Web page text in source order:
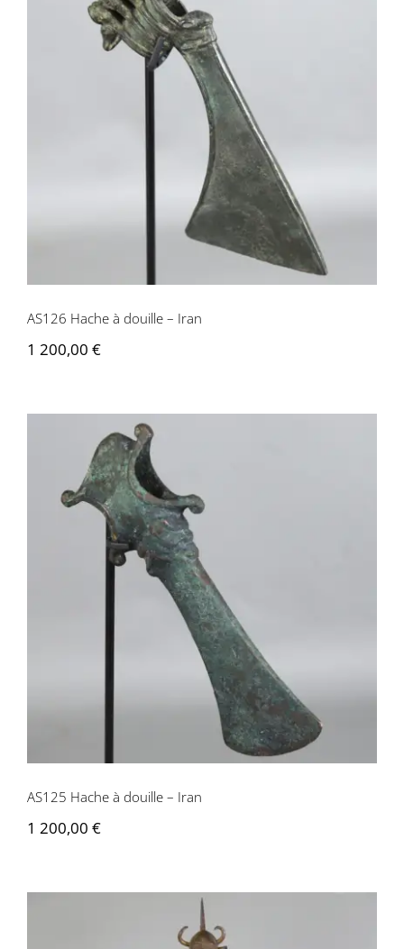
AS126 Hache à douille – Iran
AS126 Hache à douille – Iran
1 200,00 €
AS125 Hache à douille – Iran
AS125 Hache à douille – Iran
1 200,00 €